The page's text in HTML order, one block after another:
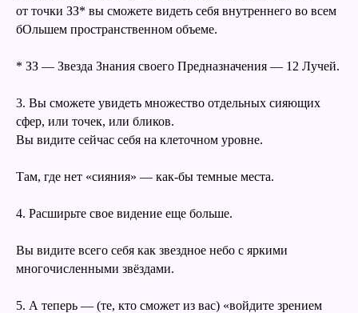
от точки ЗЗ* вы сможете видеть себя внутреннего во всем
бОльшем пространственном объеме.
* ЗЗ — Звезда Знания своего Предназначения — 12 Лучей.
3. Вы сможете увидеть множество отдельных сияющих
сфер, или точек, или бликов.
Вы видите сейчас себя на клеточном уровне.
Там, где нет «сияния» — как-бы темные места.
4. Расширьте свое видение еще больше.
Вы видите всего себя как звездное небо с яркими
многочисленными звёздами.
5. А теперь — (те, кто сможет из вас) «войдите зрением